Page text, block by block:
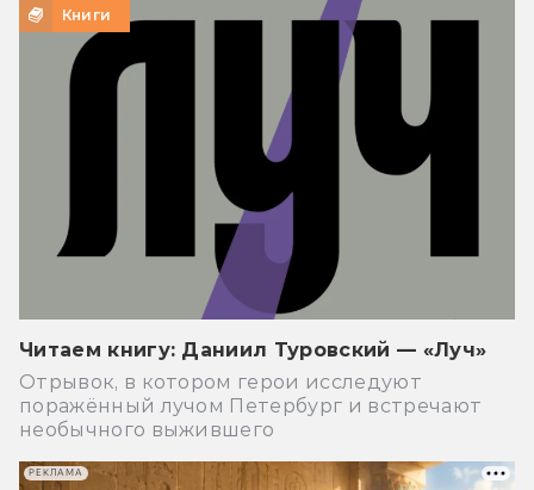
Книги
Читаем книгу: Даниил Туровский — «Луч»
Отрывок, в котором герои исследуют
поражённый лучом Петербург и встречают
необычного выжившего
РЕКЛАМА